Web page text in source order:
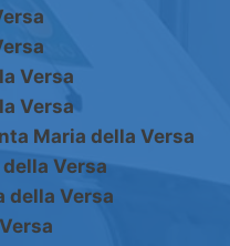
Versa
Versa
Maria della Versa
Versa
della Versa